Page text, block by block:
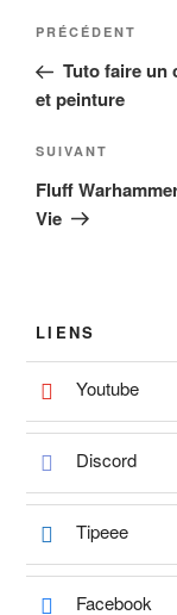
Navigation
l’article
Article
précédent
PRÉCÉDENT
Tuto faire un
et peinture
Article
suivant
SUIVANT
Fluff
Vie
LIENS
Youtube
Discord
Tipeee
Facebook